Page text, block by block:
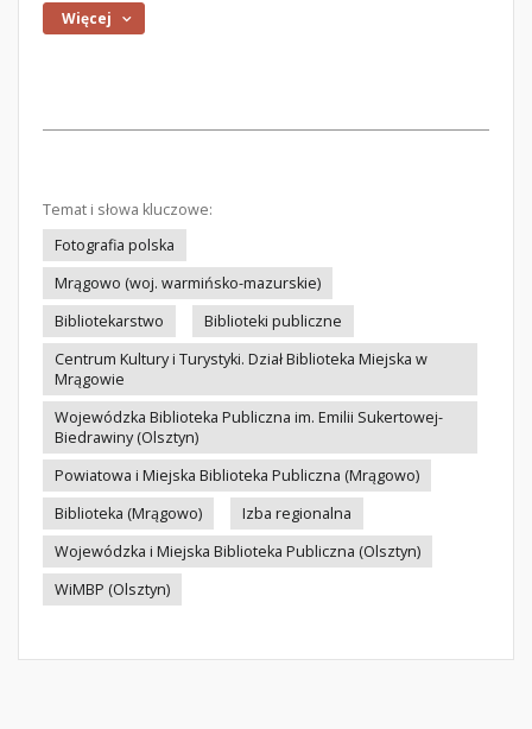
Więcej
Temat i słowa kluczowe:
Fotografia polska
Mrągowo (woj. warmińsko-mazurskie)
Bibliotekarstwo
Biblioteki publiczne
Centrum Kultury i Turystyki. Dział Biblioteka Miejska w
Mrągowie
Wojewódzka Biblioteka Publiczna im. Emilii Sukertowej-
Biedrawiny (Olsztyn)
Powiatowa i Miejska Biblioteka Publiczna (Mrągowo)
Biblioteka (Mrągowo)
Izba regionalna
Wojewódzka i Miejska Biblioteka Publiczna (Olsztyn)
WiMBP (Olsztyn)